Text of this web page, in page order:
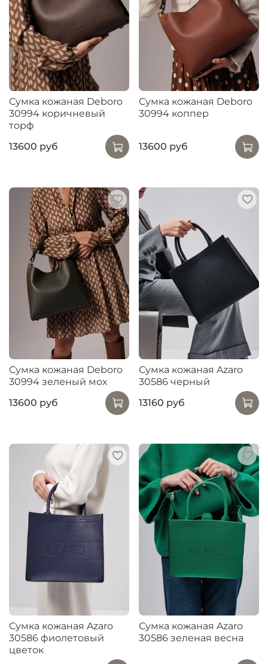
Сумка кожаная Deboro
30994 коричневый
торф
13600 руб
Сумка кожаная Deboro
30994 коппер
13600 руб
Сумка кожаная Deboro
30994 зеленый мох
13600 руб
Сумка кожаная Azaro
30586 черный
13160 руб
Сумка кожаная Azaro
30586 фиолетовый
цветок
Сумка кожаная Azaro
30586 зеленая весна